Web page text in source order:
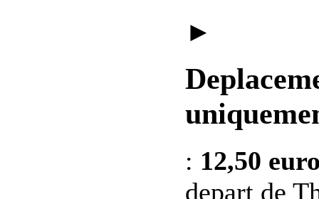
►
: 12,50
depart de